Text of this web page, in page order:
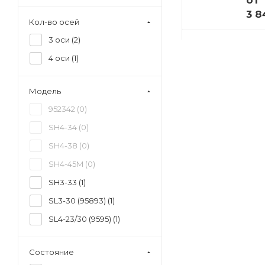
4 941 000 ₽
3
Кол-во осей
3 оси (2)
4 оси (1)
Модель
952342 (0)
SH4-34 (0)
SH4-38 (0)
SH4-45M (0)
SH3-33 (1)
SL3-30 (95893) (1)
SL4-23/30 (9595) (1)
Состояние